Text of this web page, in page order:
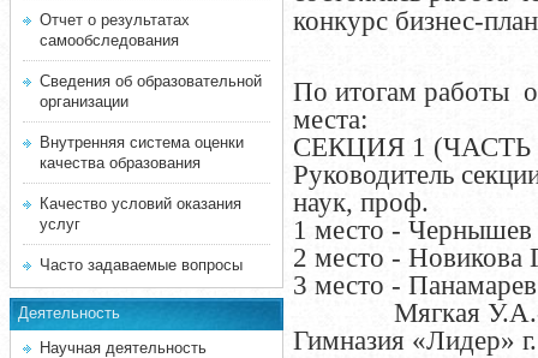
Отчет о результатах
самообследования
Сведения об образовательной
организации
Внутренняя система оценки
качества образования
Качество условий оказания
услуг
Часто задаваемые вопросы
Деятельность
Научная деятельность
конкурс бизнес-
По итогам работы
места:
СЕКЦИЯ 1
Руководитель
наук, проф.
1 место -
2 место - Новикова
3 место -
Мягкая У.А.-
Гимназия «Лидер»